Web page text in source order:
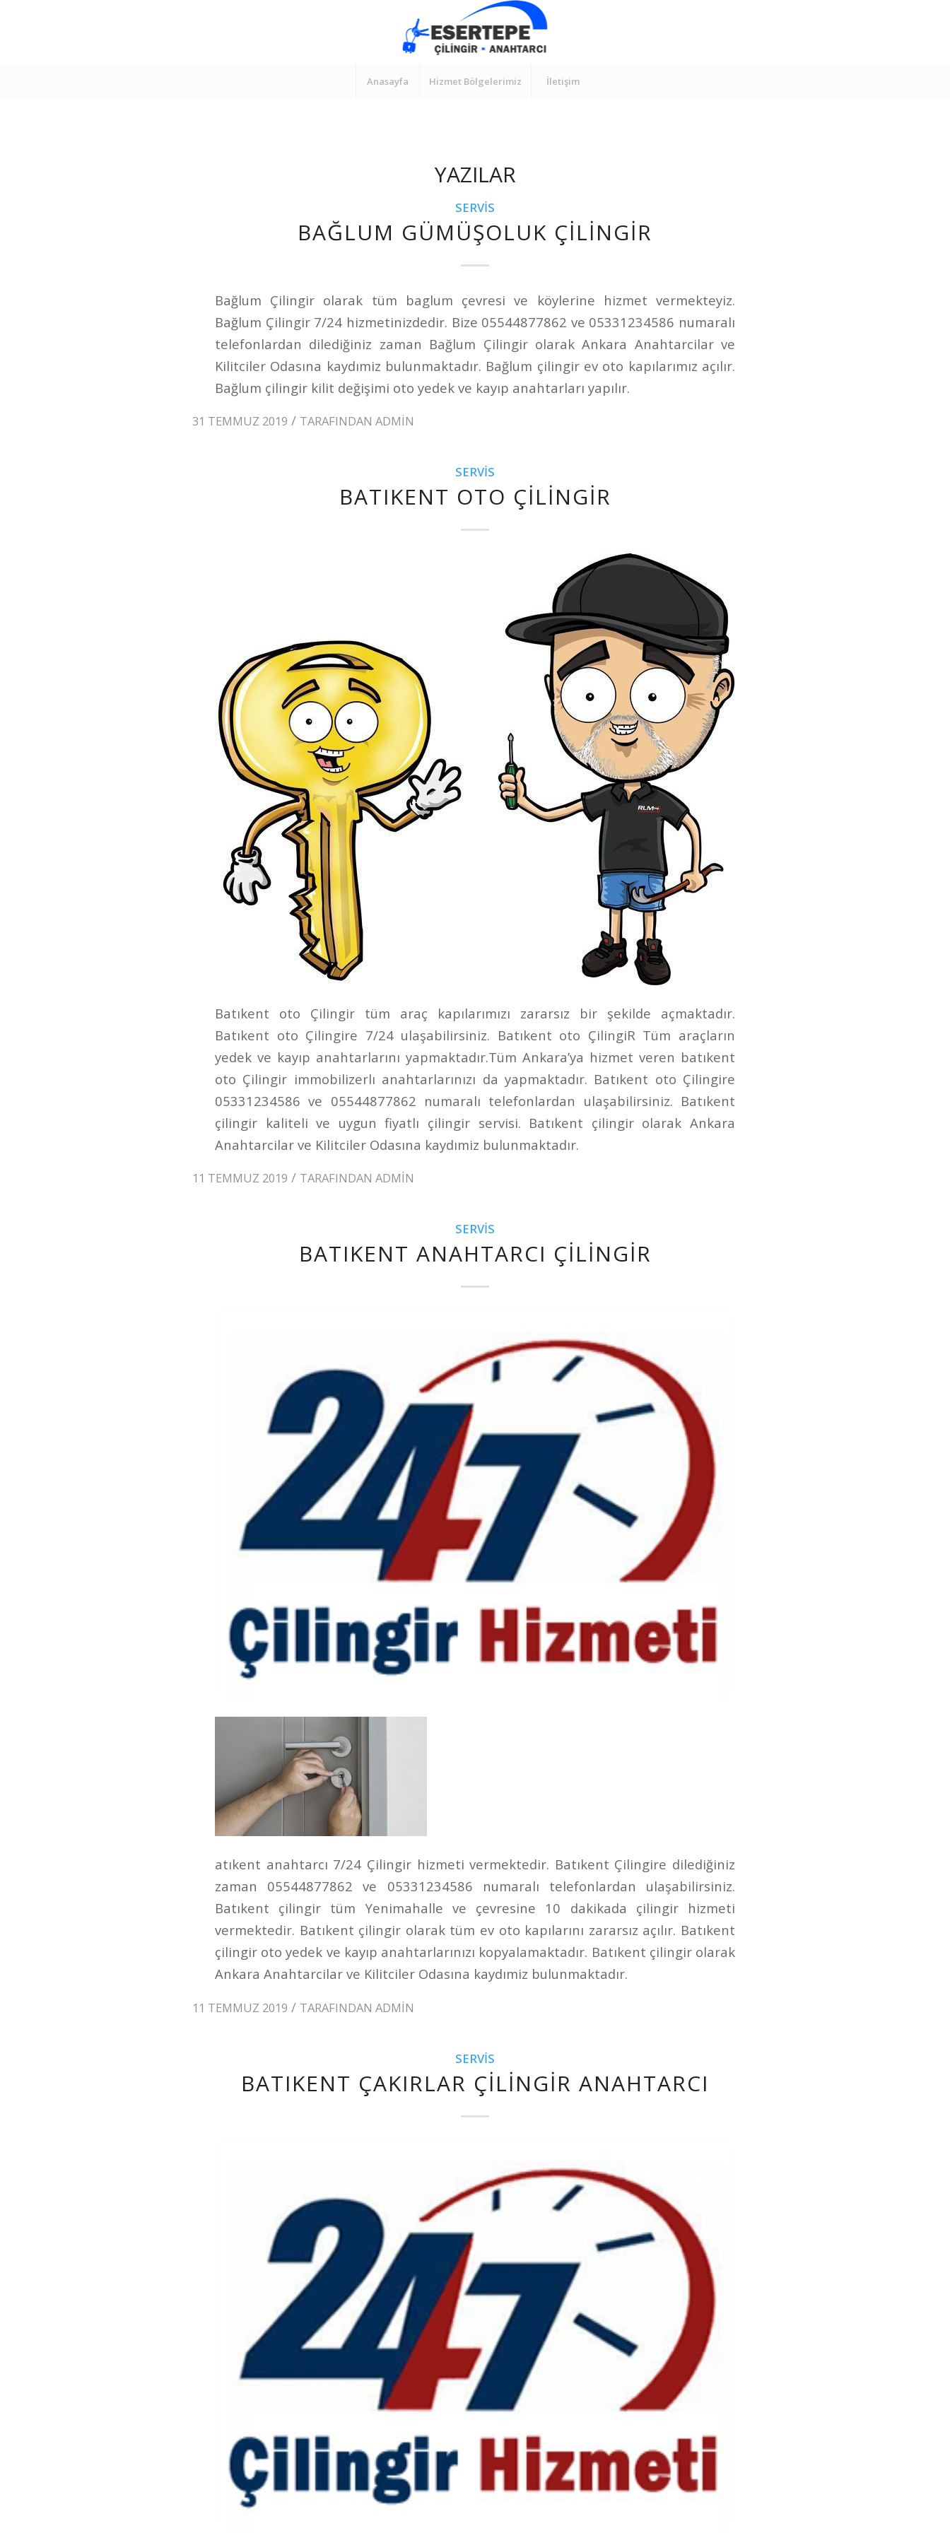
Anasayfa Hizmet Bölgelerimiz İletişim
YAZILAR
SERVIS
BAĞLUM GÜMÜŞOLUK ÇILINGIR
Bağlum Çilingir olarak tüm baglum çevresi ve köylerine hizmet vermekteyiz.
Bağlum Çilingir 7/24 hizmetinizdedir. Bize 05544877862 ve 05331234586 numaralı
telefonlardan dilediğiniz zaman Bağlum Çilingir olarak Ankara Anahtarcilar ve
Kilitciler Odasına kaydımiz bulunmaktadır. Bağlum çilingir ev oto kapılarımız açılır.
Bağlum çilingir kilit değişimi oto yedek ve kayıp anahtarları yapılır.
31 TEMMUZ 2019 / TARAFINDAN ADMIN
SERVIS
BATIKENT OTO ÇILINGIR
Batıkent oto Çilingir tüm araç kapılarımızı zararsız bir şekilde açmaktadır.
Batıkent oto Çilingire 7/24 ulaşabilirsiniz. Batıkent oto ÇilingiR Tüm araçların
yedek ve kayıp anahtarlarını yapmaktadır.Tüm Ankara’ya hizmet veren batıkent
oto Çilingir immobilizerlı anahtarlarınızı da yapmaktadır. Batıkent oto Çilingire
05331234586 ve 05544877862 numaralı telefonlardan ulaşabilirsiniz. Batıkent
çilingir kaliteli ve uygun fiyatlı çilingir servisi. Batıkent çilingir olarak Ankara
Anahtarcilar ve Kilitciler Odasına kaydımiz bulunmaktadır.
11 TEMMUZ 2019 / TARAFINDAN ADMIN
SERVIS
BATIKENT ANAHTARCI ÇILINGIR
atıkent anahtarcı 7/24 Çilingir hizmeti vermektedir. Batıkent Çilingire dilediğiniz
zaman 05544877862 ve 05331234586 numaralı telefonlardan ulaşabilirsiniz.
Batıkent çilingir tüm Yenimahalle ve çevresine 10 dakikada çilingir hizmeti
vermektedir. Batıkent çilingir olarak tüm ev oto kapılarını zararsız açılır. Batıkent
çilingir oto yedek ve kayıp anahtarlarınızı kopyalamaktadır. Batıkent çilingir olarak
Ankara Anahtarcilar ve Kilitciler Odasına kaydımiz bulunmaktadır.
11 TEMMUZ 2019 / TARAFINDAN ADMIN
SERVIS
BATIKENT ÇAKIRLAR ÇILINGIR ANAHTARCI